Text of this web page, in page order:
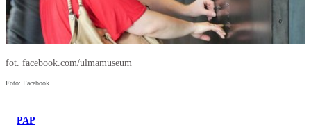
fot. facebook.com/ulmamuseum
Foto: Facebook
PAP